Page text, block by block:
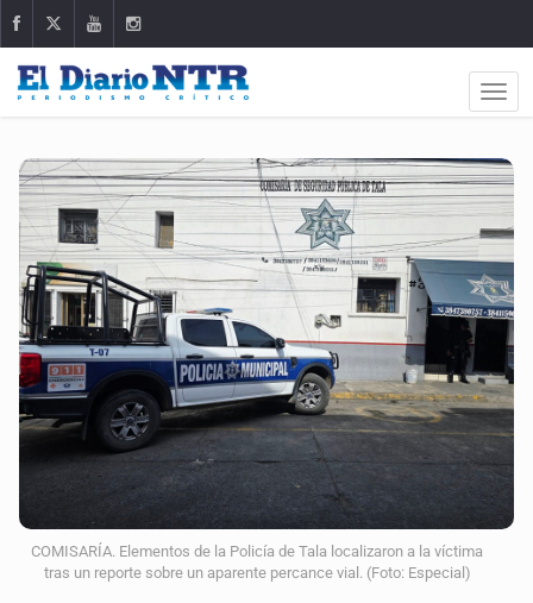
COMISARÍA. Elementos de la Policía de Tala localizaron a la víctima
tras un reporte sobre un aparente percance vial. (Foto: Especial)